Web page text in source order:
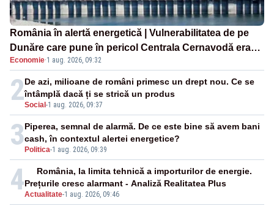
România în alertă energetică | Vulnerabilitatea de pe
Dunăre care pune în pericol Centrala Cernavodă era
cunoscută de pe vremea lui Ceaușescu
Economie·1 aug. 2026, 09:32
2Social -1 aug. 2026, 09:37
De azi, milioane de români primesc un drept nou. Ce se
întâmplă dacă ți se strică un produs
3 Politica-1 aug. 2026, 09:39
Piperea, semnal de alarmă. De ce este bine să avem bani
cash, în contextul alertei energetice?
4Actualitate-1 aug. 2026, 09:46
România, la limita tehnică a importurilor de energie.
Prețurile cresc alarmant - Analiză Realitatea Plus